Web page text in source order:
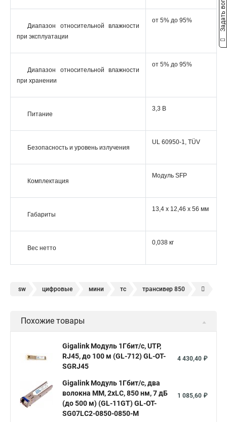
Диапазон относительной влажности
при эксплуатации
от 5% до 95%
Диапазон относительной влажности
при хранении
от 5% до 95%
Питание
3,3 В
Безопасность и уровень излучения
UL 60950-1, TÜV
Комплектация
Модуль SFP
Габариты
13,4 x 12,46 x 56 мм
Вес нетто
0,038 кг
sw цифровые мини тс трансивер 850
sfp 10 модуль sfp 1 25
sfp 1000 комплект sfp sfp rj 45 интерфейс sfp
Похожие товары
Gigalink Модуль 1Гбит/c, UTP,
RJ45, до 100 м (GL-712) GL-OT-
SGRJ45
4 430,40 ₽
Gigalink Модуль 1Гбит/c, два
волокна МM, 2xLC, 850 нм, 7 дБ
(до 500 м) (GL-11GT) GL-OT-
SG07LC2-0850-0850-M
1 085,60 ₽
Задать вопрос